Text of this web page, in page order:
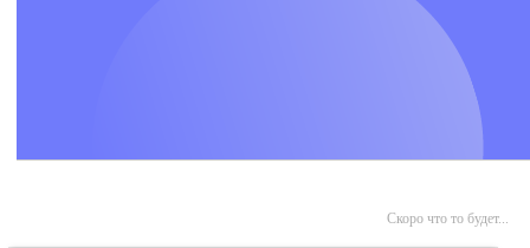
Скоро что то будет...